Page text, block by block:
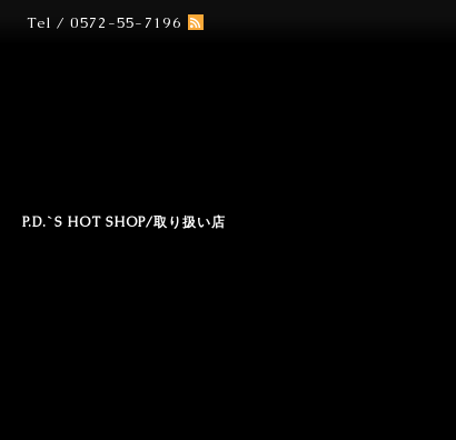
Tel / 0572-55-7196
P.D.`S HOT SHOP/取り扱い店